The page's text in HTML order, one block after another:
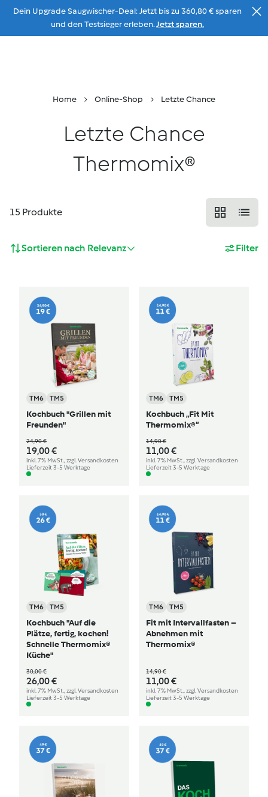
Zum Inhalt
Dein Upgrade Saugwischer-Deal: Jetzt bis zu 360,80 € sparen
und den Testsieger erleben.Jetzt sparen.
Home Online-Shop Letzte Chance
Letzte Chance
Thermomix®
15 Produkte
Sortieren nach Relevanz Filter
TM6 TM5
Kochbuch "Grillen mit
Freunden"
24,90 €
19,00 €
inkl. 7% MwSt., zzgl. Versandkosten
Lieferzeit 3-5 Werktage
TM6 TM5
Kochbuch „Fit Mit
Thermomix®“
14,90 €
11,00 €
inkl. 7% MwSt., zzgl. Versandkosten
Lieferzeit 3-5 Werktage
TM6 TM5
Kochbuch "Auf die
Plätze, fertig, kochen!
Schnelle Thermomix®
Küche"
30,00 €
26,00 €
inkl. 7% MwSt., zzgl. Versandkosten
Lieferzeit 3-5 Werktage
TM6 TM5
Fit mit Intervallfasten –
Abnehmen mit
Thermomix®
14,90 €
11,00 €
inkl. 7% MwSt., zzgl. Versandkosten
Lieferzeit 3-5 Werktage